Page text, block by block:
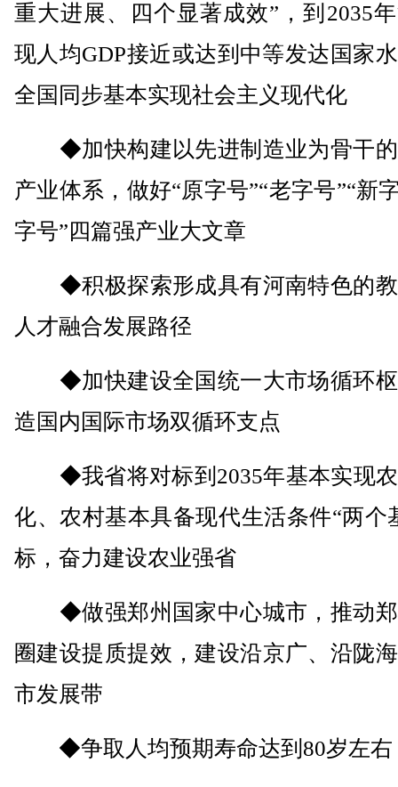
重大进展、四个显著成效”，到2035
现人均GDP接近或达到中等发达国家
全国同步基本实现社会主义现代化
◆加快构建以先进制造业为骨干的
产业体系，做好“原字号”“老字号”“新
字号”四篇强产业大文章
◆积极探索形成具有河南特色的教
人才融合发展路径
◆加快建设全国统一大市场循环枢
造国内国际市场双循环支点
◆我省将对标到2035年基本实现农
化、农村基本具备现代生活条件“两个
标，奋力建设农业强省
◆做强郑州国家中心城市，推动郑
圈建设提质提效，建设沿京广、沿陇
市发展带
◆争取人均预期寿命达到80岁左右